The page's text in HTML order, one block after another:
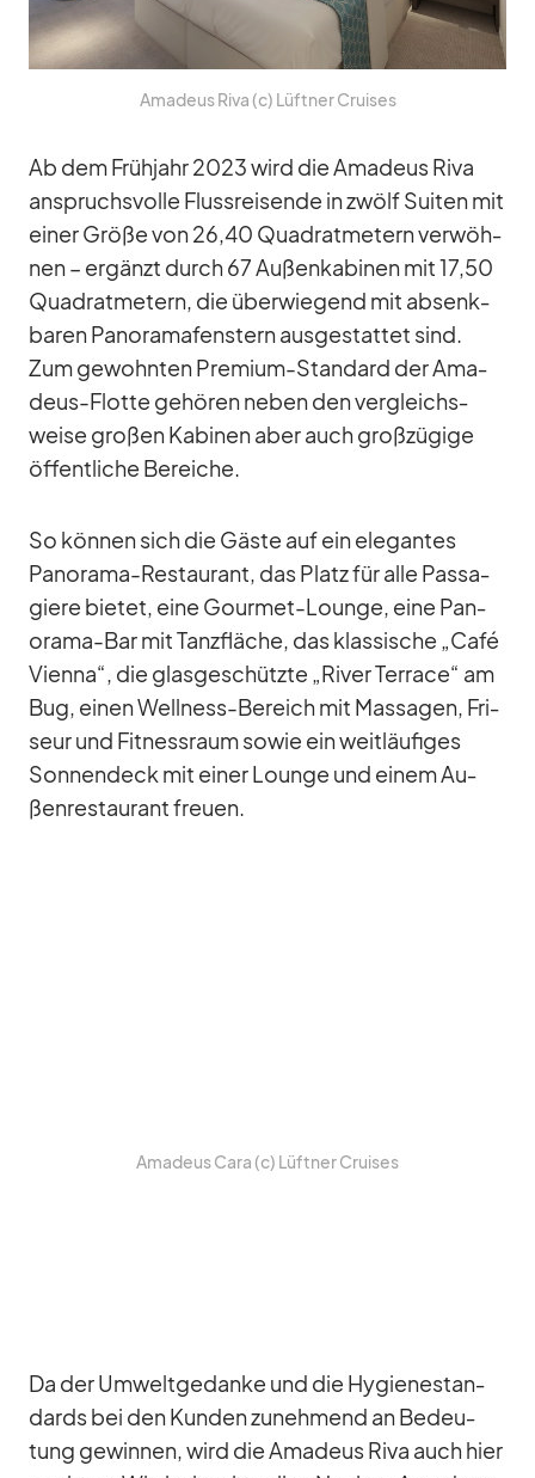
Ama­deus Riva (c) Lüft­ner Crui­ses
Ab dem Früh­jahr 2023 wird die Ama­deus Riva
an­spruchs­volle Fluss­rei­sende in zwölf Sui­ten mit
ei­ner Größe von 26,40 Qua­drat­me­tern ver­wöh­
nen – er­gänzt durch 67 Au­ßen­ka­bi­nen mit 17,50
Qua­drat­me­tern, die über­wie­gend mit ab­senk­
ba­ren Pan­ora­ma­fens­tern aus­ge­stat­tet sind.
Zum ge­wohn­ten Pre­mium-Stan­dard der Ama­
deus-Flotte ge­hö­ren ne­ben den ver­gleichs­
weise gro­ßen Ka­bi­nen aber auch groß­zü­gige
öf­fent­li­che Be­rei­che.
So kön­nen sich die Gäste auf ein ele­gan­tes
Pan­orama-Re­stau­rant, das Platz für alle Pas­sa­
giere bie­tet, eine Gour­met-Lounge, eine Pan­
orama-Bar mit Tanz­flä­che, das klas­si­sche „Café
Vi­enna“, die glas­ge­schützte „Ri­ver Ter­race“ am
Bug, ei­nen Well­ness-Be­reich mit Mas­sa­gen, Fri­
seur und Fit­ness­raum so­wie ein weit­läu­fi­ges
Son­nen­deck mit ei­ner Lounge und ei­nem Au­
ßen­re­stau­rant freuen.
Ama­deus Cara (c) Lüft­ner Crui­ses
Da der Um­welt­ge­danke und die Hy­gie­ne­stan­
dards bei den Kun­den zu­neh­mend an Be­deu­
tung ge­win­nen, wird die Ama­deus Riva auch hier